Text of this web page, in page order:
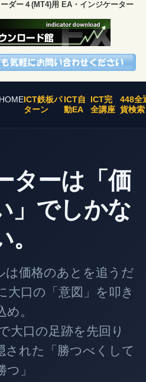
ダー４(MT4)用 EA・インジケーター
HOMEICT鉄板パ
ターン
ICT自
動EA
ICT完
全講座
448全
貨検索
ターは「価
」でしかな
。
のあとを追うだ
大口の「意図」を叩き
め。
足跡を先回り
された「勝つべくして
つ」